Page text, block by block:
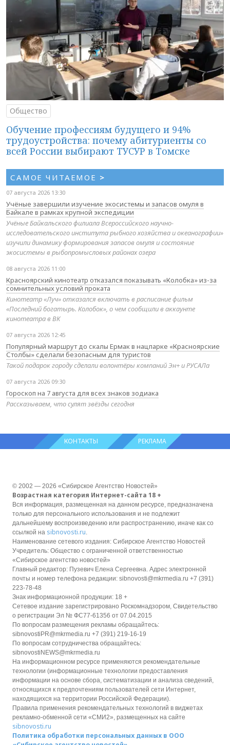
Общество
Обучение профессиям будущего и 94%
трудоустройства: почему абитуриенты со
всей России выбирают ТУСУР в Томске
САМОЕ ЧИТАЕМОЕ >
07 августа 2026 13:30
Учёные завершили изучение экосистемы и запасов омуля в
Байкале в рамках крупной экспедиции
Учёные Байкальского филиала Всероссийского научно-
исследовательского института рыбного хозяйства и океанографии»
изучили динамику формирования запасов омуля и состояние
экосистемы в рыбопромысловых районах озера
08 августа 2026 11:00
Красноярский кинотеатр отказался показывать «Колобка» из-за
сомнительных условий проката
Кинотеатр «Луч» отказался включать в расписание фильм
«Последний богатырь. Колобок», о чем сообщили в аккаунте
кинотеатра в ВК
07 августа 2026 12:45
Популярный маршрут до скалы Ермак в нацпарке «Красноярские
Столбы» сделали безопасным для туристов
Такой подарок городу сделали волонтёры компаний Эн+ и РУСАЛа
07 августа 2026 09:30
Гороскоп на 7 августа для всех знаков зодиака
Рассказываем, что сулят звёзды сегодня
КОНТАКТЫ РЕКЛАМА
© 2002 — 2026 «Сибирское Агентство Новостей»
Возрастная категория Интернет-сайта 18 +
Вся информация, размещенная на данном ресурсе, предназначена
только для персонального использования и не подлежит
дальнейшему воспроизведению или распространению, иначе как со
ссылкой на sibnovosti.ru
Наименование сетевого издания: Сибирское Агентство Новостей
Учредитель: Общество с ограниченной ответственностью
«Сибирское агентство новостей»
Главный редактор: Пузевич Елена Сергеевна. Адрес электронной
почты и номер телефона редакции: sibnovosti@mkrmedia.ru +7 (391)
223-78-48
Знак информационной продукции: 18 +
Сетевое издание зарегистрировано Роскомнадзором, Свидетельство
о регистрации Эл № ФС77-61356 от 07.04.2015
По вопросам размещения рекламы обращайтесь:
sibnovostiPR@mkrmedia.ru +7 (391) 219-16-19
По вопросам сотрудничества обращайтесь:
sibnovostiNEWS@mkrmedia.ru
На информационном ресурсе применяются рекомендательные
технологии (информационные технологии предоставления
информации на основе сбора, систематизации и анализа сведений,
относящихся к предпочтениям пользователей сети Интернет,
находящихся на территории Российской Федерации).
Правила применения рекомендательных технологий в виджетах
рекламно-обменной сети «СМИ2», размещенных на сайте
sibnovosti.ru
Политика обработки персональных данных в ООО